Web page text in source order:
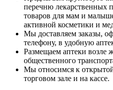
перечню лекарственных
товаров для мам и
активной косметики и
Мы доставляем заказы,
телефону, в удобную
Размещаем аптеки возле
общественного
Мы относимся к
торговом зале и на кассе.